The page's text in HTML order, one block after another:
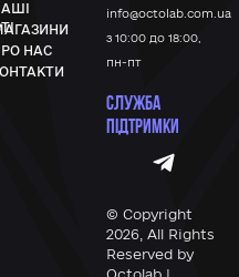
НАС
info@octolab.com.ua
з 10:00 до 18:00,
пн-пт
СЛУЖБА
ПІДТРИМКИ
© Copyright
2026, All Rights
Reserved by
Octolab |